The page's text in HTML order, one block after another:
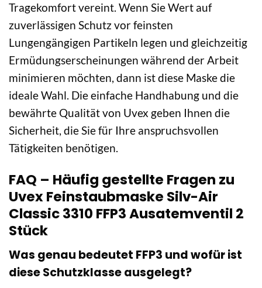
Tragekomfort vereint. Wenn Sie Wert auf
zuverlässigen Schutz vor feinsten
Lungengängigen Partikeln legen und gleichzeitig
Ermüdungserscheinungen während der Arbeit
minimieren möchten, dann ist diese Maske die
ideale Wahl. Die einfache Handhabung und die
bewährte Qualität von Uvex geben Ihnen die
Sicherheit, die Sie für Ihre anspruchsvollen
Tätigkeiten benötigen.
FAQ – Häufig gestellte Fragen zu
Uvex Feinstaubmaske Silv-Air
Classic 3310 FFP3 Ausatemventil 2
Stück
Was genau bedeutet FFP3 und wofür ist
diese Schutzklasse ausgelegt?